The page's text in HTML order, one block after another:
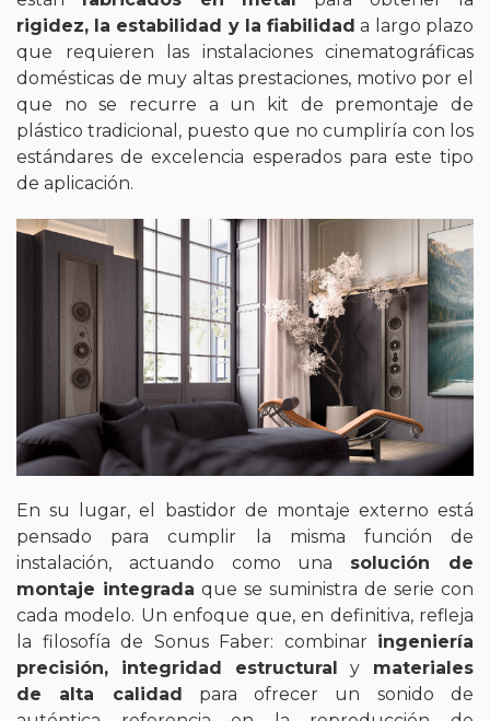
rigidez, la estabilidad y la fiabilidad a largo plazo
que requieren las instalaciones cinematográficas
domésticas de muy altas prestaciones, motivo por el
que no se recurre a un kit de premontaje de
plástico tradicional, puesto que no cumpliría con los
estándares de excelencia esperados para este tipo
de aplicación.
En su lugar, el bastidor de montaje externo está
pensado para cumplir la misma función de
instalación, actuando como una solución de
montaje integrada que se suministra de serie con
cada modelo. Un enfoque que, en definitiva, refleja
la filosofía de Sonus Faber: combinar ingeniería
precisión, integridad estructuraly materiales
de alta calidad para ofrecer un sonido de